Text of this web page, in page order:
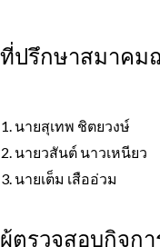
ที่ปรึกษาสมาคม
1. นายสุเทพ ชิตยวงษ์
2. นายวสันต์ นาวเหนียว
3. นายเต็ม เสืออ่วม
ผู้ตรวจสอบกิจก